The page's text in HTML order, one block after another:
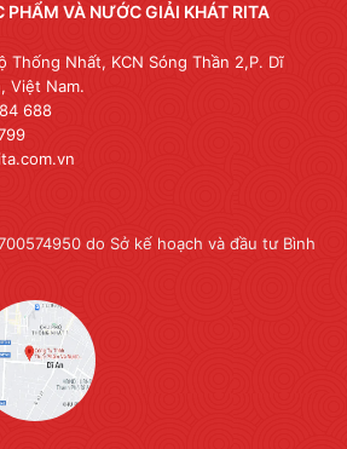
PHẨM VÀ NƯỚC GIẢI KHÁT RITA
Thống Nhất, KCN Sóng Thần 2,P. Dĩ
Việt Nam.
688
do Sở kế hoạch và đầu tư Bình